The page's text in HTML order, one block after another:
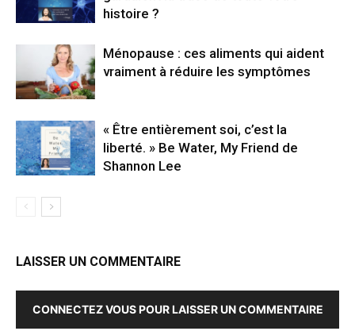
histoire ?
Ménopause : ces aliments qui aident
vraiment à réduire les symptômes
« Être entièrement soi, c’est la
liberté. » Be Water, My Friend de
Shannon Lee
LAISSER UN COMMENTAIRE
CONNECTEZ VOUS POUR LAISSER UN COMMENTAIRE